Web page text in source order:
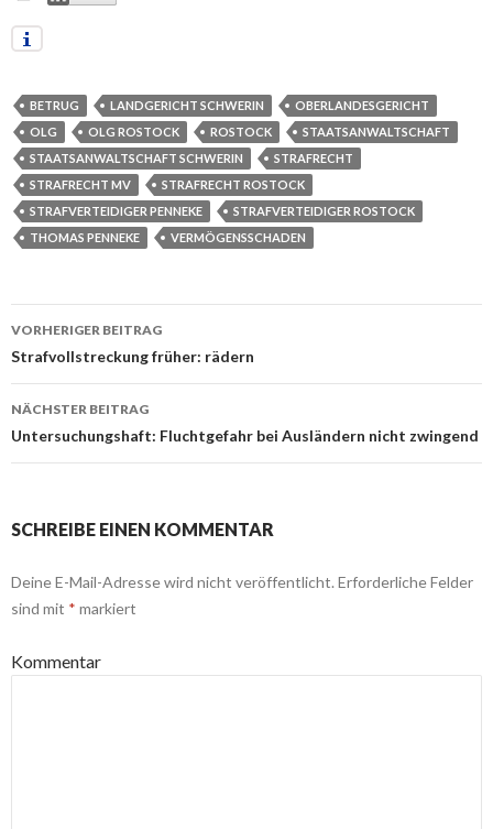
BETRUG LANDGERICHT SCHWERIN
OBERLANDESGERICHT
OLG
OLG ROSTOCK ROSTOCK
STAATSANWALTSCHAFT
STAATSANWALTSCHAFT SCHWERIN
STRAFRECHT
STRAFRECHT MV
STRAFRECHT ROSTOCK
STRAFVERTEIDIGER PENNEKE
STRAFVERTEIDIGER ROSTOCK
THOMAS PENNEKE
VERMÖGENSSCHADEN
Beitrags-
Navigation
VORHERIGER BEITRAG
Strafvollstreckung früher: rädern
NÄCHSTER BEITRAG
Untersuchungshaft: Fluchtgefahr bei Ausländern nicht zwingend
SCHREIBE EINEN KOMMENTAR
Deine E-Mail-Adresse wird nicht veröffentlicht. Erforderliche Felder
sind mit * markiert
Kommentar